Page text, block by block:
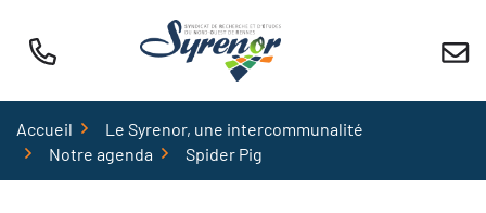
contenu
Accueil
Le Syrenor, une intercommunalité
Notre agenda
Spider Pig